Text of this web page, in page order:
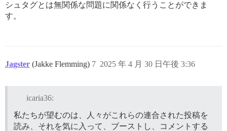
シュタグとは無関係な問題に関係なく行うことができま
す。
Jagster (Jakke Flemming) 2025 年 4 月 30 日午後 3:36
7
icaria36:
私たちが望むのは、人々がこれらの連合された投稿を
読み、それを気に入って、ブーストし、コメントする